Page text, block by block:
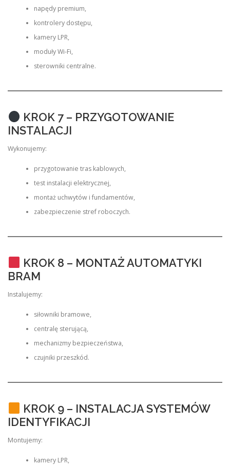
napędy premium,
kontrolery dostępu,
kamery LPR,
moduły Wi-Fi,
sterowniki centralne.
KROK 7 – PRZYGOTOWANIE
INSTALACJI
Wykonujemy:
przygotowanie tras kablowych,
test instalacji elektrycznej,
montaż uchwytów i fundamentów,
zabezpieczenie stref roboczych.
KROK 8 – MONTAŻ AUTOMATYKI
BRAM
Instalujemy:
siłowniki bramowe,
centralę sterującą,
mechanizmy bezpieczeństwa,
czujniki przeszkód.
KROK 9 – INSTALACJA SYSTEMÓW
IDENTYFIKACJI
Montujemy:
kamery LPR,